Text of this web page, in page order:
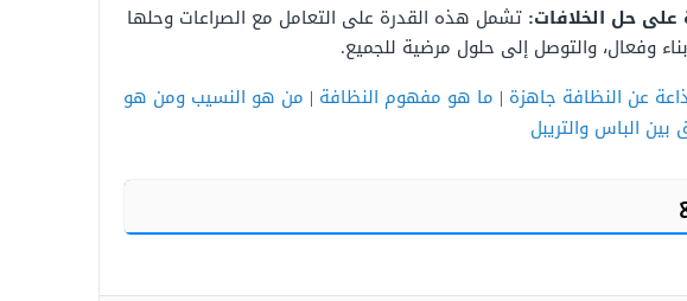
على حل الخلافات: تشمل هذه القدرة على التعامل مع الصراعات وحلها
وفعال، والتوصل إلى حلول مرضية للجميع.
عن النظافة جاهزة | ما هو مفهوم النظافة | من هو النسيب ومن هو
بين الباس والتريبل